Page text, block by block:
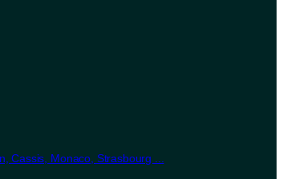
Cassis, Monaco, Strasbourg ...